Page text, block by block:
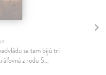
sa tam bijú tri
z rodu S...